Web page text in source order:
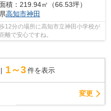
積：219.94㎡（66.53坪）
高知市神田
12分の場所に高知市立神田小学校が
離で安心ですね。
1～3 件を表示
変更